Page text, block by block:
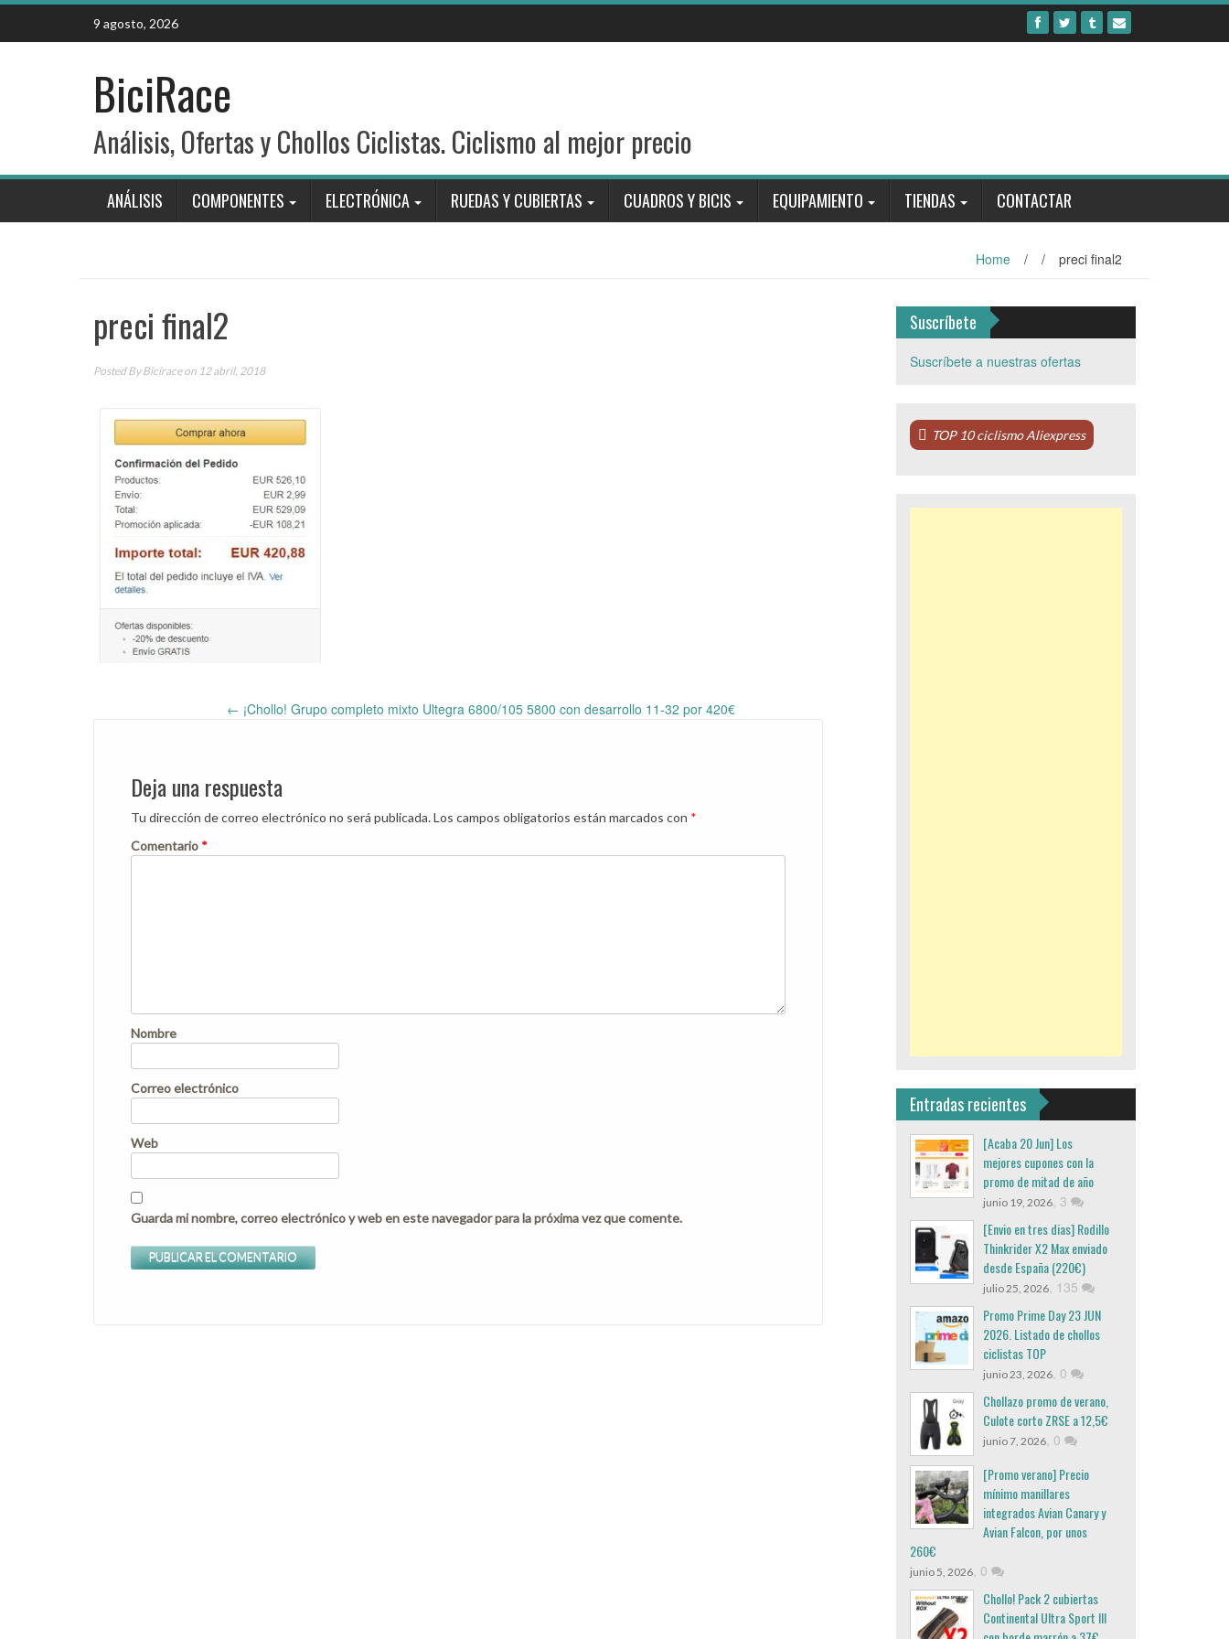
Skip
content
9 agosto, 2026
BiciRace
Análisis, Ofertas y Chollos Ciclistas. Ciclismo al mejor precio
ANÁLISIS COMPONENTES ELECTRÓNICA RUEDAS Y CUBIERTAS CUADROS Y BICIS EQUIPAMIENTO TIENDAS CONTACTAR
Home / / preci final2
preci final2
Posted ByBiciraceon 12 abril, 2018
Post
navigation
← ¡Chollo! Grupo completo mixto Ultegra 6800/105 5800 con desarrollo 11-32 por 420€
Deja una respuesta
Tu dirección de correo electrónico no será publicada.Los campos obligatorios están marcados con *
Comentario *
Nombre
Correo electrónico
Web
Guarda mi nombre, correo electrónico y web en este navegador para la próxima vez que comente.
Suscríbete
Suscríbete a nuestras ofertas
TOP 10 ciclismo Aliexpress
Entradas recientes
[Acaba 20 Jun] Los
mejores cupones con la
promo de mitad de año
junio 19, 2026, 3
[Envio en tres dias] Rodillo
Thinkrider X2 Max enviado
desde España (220€)
julio 25, 2026, 135
Promo Prime Day 23 JUN
2026. Listado de chollos
ciclistas TOP
junio 23, 2026, 0
Chollazo promo de verano,
Culote corto ZRSE a 12,5€
junio 7, 2026, 0
[Promo verano] Precio
mínimo manillares
integrados Avian Canary y
Avian Falcon, por unos
260€
junio 5, 2026, 0
Chollo! Pack 2 cubiertas
Continental Ultra Sport III